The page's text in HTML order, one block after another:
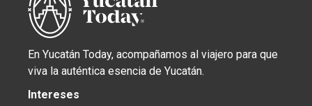
En Yucatán Today, acompañamos al viajero para que
viva la auténtica esencia de Yucatán.
Intereses